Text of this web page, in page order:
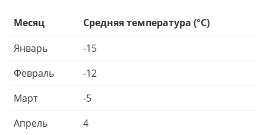
Месяц
Средняя температура (°C)
Январь
-15
Февраль
-12
Март
-5
Апрель
4